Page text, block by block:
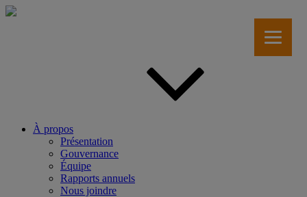
Aller
À propos
Présentation
Gouvernance
Équipe
Rapports annuels
Nous joindre